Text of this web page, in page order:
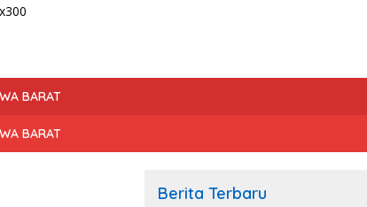
BARAT
BARAT
Berita Terbaru